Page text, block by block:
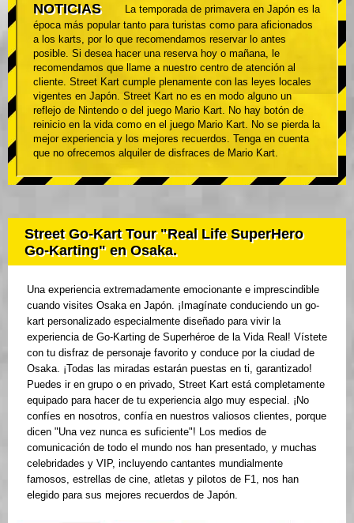
NOTICIAS
La temporada de primavera en Japón es la
época más popular tanto para turistas como para aficionados
a los karts, por lo que recomendamos reservar lo antes
posible. Si desea hacer una reserva hoy o mañana, le
recomendamos que llame a nuestro centro de atención al
cliente. Street Kart cumple plenamente con las leyes locales
vigentes en Japón. Street Kart no es en modo alguno un
reflejo de Nintendo o del juego Mario Kart. No hay botón de
reinicio en la vida como en el juego Mario Kart. No se pierda la
mejor experiencia y los mejores recuerdos. Tenga en cuenta
que no ofrecemos alquiler de disfraces de Mario Kart.
Street Go-Kart Tour "Real Life SuperHero
Go-Karting" en Osaka.
Una experiencia extremadamente emocionante e imprescindible
cuando visites Osaka en Japón. ¡Imagínate conduciendo un go-
kart personalizado especialmente diseñado para vivir la
experiencia de Go-Karting de Superhéroe de la Vida Real! Vístete
con tu disfraz de personaje favorito y conduce por la ciudad de
Osaka. ¡Todas las miradas estarán puestas en ti, garantizado!
Puedes ir en grupo o en privado, Street Kart está completamente
equipado para hacer de tu experiencia algo muy especial. ¡No
confíes en nosotros, confía en nuestros valiosos clientes, porque
dicen "Una vez nunca es suficiente"! Los medios de
comunicación de todo el mundo nos han presentado, y muchas
celebridades y VIP, incluyendo cantantes mundialmente
famosos, estrellas de cine, atletas y pilotos de F1, nos han
elegido para sus mejores recuerdos de Japón.